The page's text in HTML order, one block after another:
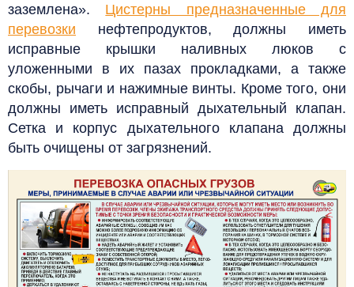
заземлена». Цистерны предназначенные для
перевозки нефтепродуктов, должны иметь
исправные крышки наливных люков с
уложенными в их пазах прокладками, а также
скобы, рычаги и нажимные винты. Кроме того, они
должны иметь исправный дыхательный клапан.
Сетка и корпус дыхательного клапана должны
быть очищены от загрязнений.